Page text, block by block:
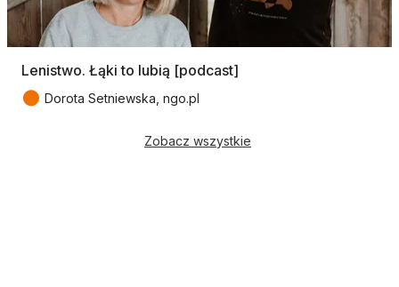
Lenistwo. Łąki to lubią [podcast]
● Dorota Setniewska, ngo.pl
Zobacz wszystkie